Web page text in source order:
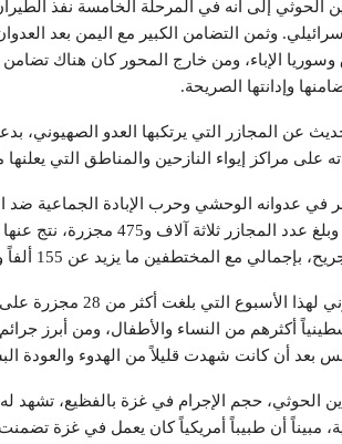
الحوثي إلى أنه في المرحلة الخامسة نفذ
وثمن التضامن الكبير مع اليمن بعد
وسوريا الإباء، ومن خارج المحور كان هناك
وإدانتها الصريحة.
عن المجازر التي يرتكبها العدو
على مراكز إيواء النازحين والمناطق التي
في عدوانه الوحشي وحرب الإبادة الجماعية
واستعرض مجازر العدو
وإصابة ألفاً و250 فلسطينياً أكثرهم من النساء والأطفال،
بعد أن كانت شهدت قليلاً من الهدوء والعودة
الحوثي، حجم الإجرام في غزة بالفظيع، تشهد له
مبيناً أن طبيباً أمريكياً كان يعمل في غزة